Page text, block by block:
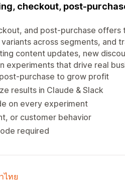
checkout, post-
and post-purchase offers
across segments, and
content updates, new
experiments that drive real
purchase to grow profit
results in Claude & Slack
on every experiment
or customer behavior
required
ไทย